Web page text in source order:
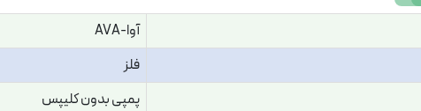
آوا-AVA
فلز
پمپی بدون کلیپس